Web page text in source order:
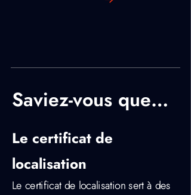
Saviez-vous que…
Le certificat de
localisation
Le certificat de localisation sert à des